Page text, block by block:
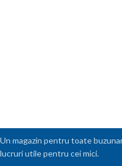
Un magazin pentru toate
lucruri utile pentru cei mici.